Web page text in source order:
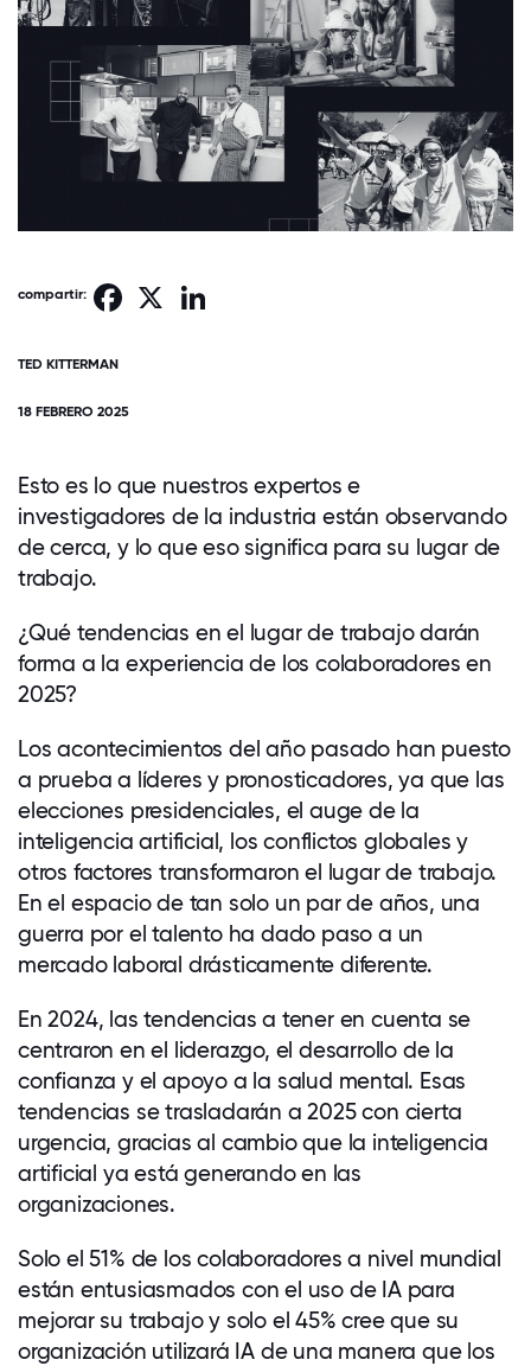
compartir: Facebook
TED KITTERMAN
18 FEBRERO 2025
Esto es lo que nuestros expertos e
investigadores de la industria están observando
de cerca, y lo que eso significa para su lugar de
trabajo.
¿Qué tendencias en el lugar de trabajo darán
forma a la experiencia de los colaboradores en
2025?
Los acontecimientos del año pasado han puesto
a prueba a líderes y pronosticadores, ya que las
elecciones presidenciales, el auge de la
inteligencia artificial, los conflictos globales y
otros factores transformaron el lugar de trabajo.
En el espacio de tan solo un par de años, una
guerra por el talento ha dado paso a un
mercado laboral drásticamente diferente.
En 2024, las tendencias a tener en cuenta se
centraron en el liderazgo, el desarrollo de la
confianza y el apoyo a la salud mental. Esas
tendencias se trasladarán a 2025 con cierta
urgencia, gracias al cambio que la inteligencia
artificial ya está generando en las
organizaciones.
Solo el 51% de los colaboradores a nivel mundial
están entusiasmados con el uso de IA para
mejorar su trabajo y solo el 45% cree que su
organización utilizará IA de una manera que los